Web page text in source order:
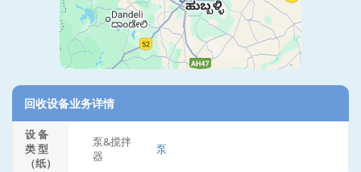
回收设备业务详情
设 备
类 型
（纸）
泵&搅拌
器
泵